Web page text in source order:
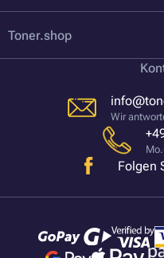
Toner.shop
Wir
Folgen